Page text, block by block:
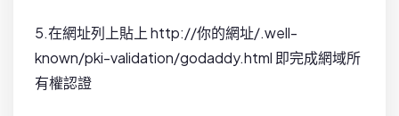
5.在網址列上貼上 http://你的網址/.well-
known/pki-validation/godaddy.html 即完成網域所
有權認證